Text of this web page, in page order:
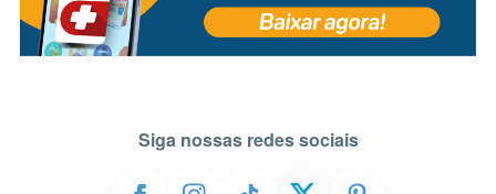
Siga nossas redes sociais